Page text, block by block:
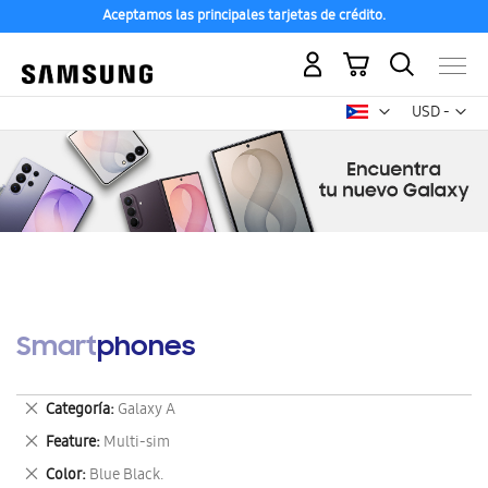
Aceptamos las principales tarjetas de crédito.
USD -
dólar
Mi carrito
Smartphones
Categoría Galaxy A
Eliminar
este
artículo
Feature Multi-sim
Eliminar
este
Color Blue Black.
Eliminar